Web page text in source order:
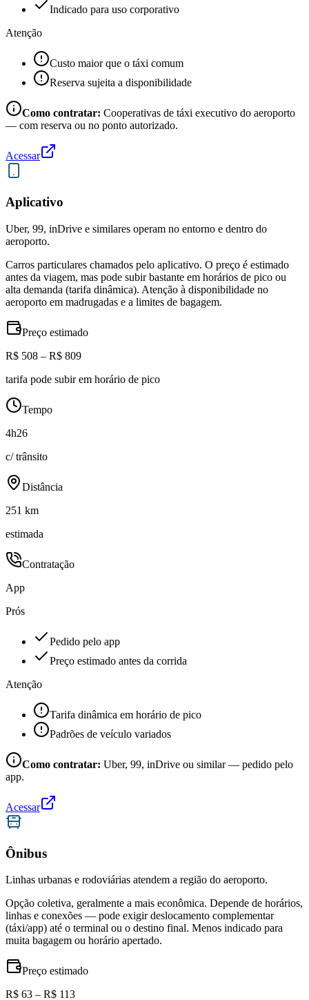
Indicado para uso corporativo
Atenção
Custo maior que o táxi comum
Reserva sujeita a disponibilidade
Como contratar: Cooperativas de táxi executivo do aeroporto
— com reserva ou no ponto autorizado.
Acessar
Aplicativo
Uber, 99, inDrive e similares operam no entorno e dentro do
aeroporto.
Carros particulares chamados pelo aplicativo. O preço é estimado
antes da viagem, mas pode subir bastante em horários de pico ou
alta demanda (tarifa dinâmica). Atenção à disponibilidade no
aeroporto em madrugadas e a limites de bagagem.
Preço estimado
R$ 508 – R$ 809
tarifa pode subir em horário de pico
Tempo
4h26
c/ trânsito
Distância
251 km
estimada
Contratação
App
Prós
Pedido pelo app
Preço estimado antes da corrida
Atenção
Tarifa dinâmica em horário de pico
Padrões de veículo variados
Como contratar: Uber, 99, inDrive ou similar — pedido pelo
app.
Acessar
Ônibus
Linhas urbanas e rodoviárias atendem a região do aeroporto.
Opção coletiva, geralmente a mais econômica. Depende de horários,
linhas e conexões — pode exigir deslocamento complementar
(táxi/app) até o terminal ou o destino final. Menos indicado para
muita bagagem ou horário apertado.
Preço estimado
R$ 63 – R$ 113